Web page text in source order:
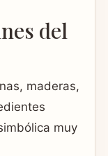
del
maderas,
muy